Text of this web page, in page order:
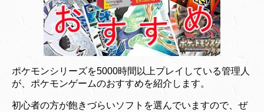
ポケモンシリーズを5000時間以上プレイしている管理人
が、ポケモンゲームのおすすめを紹介します。
初心者の方が飽きづらいソフトを選んでいますので、ぜ